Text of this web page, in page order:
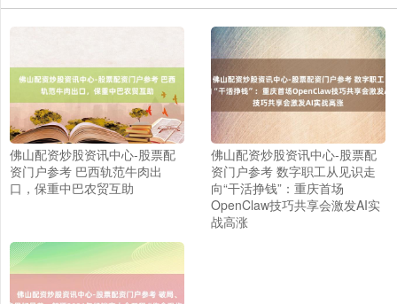
佛山配资炒股资讯中心-股票配
资门户参考 巴西轨范牛肉出
口，保重中巴农贸互助
佛山配资炒股资讯中心-股票配
资门户参考 数字职工从见识走
向“干活挣钱”：重庆首场
OpenClaw技巧共享会激发AI实
战高涨